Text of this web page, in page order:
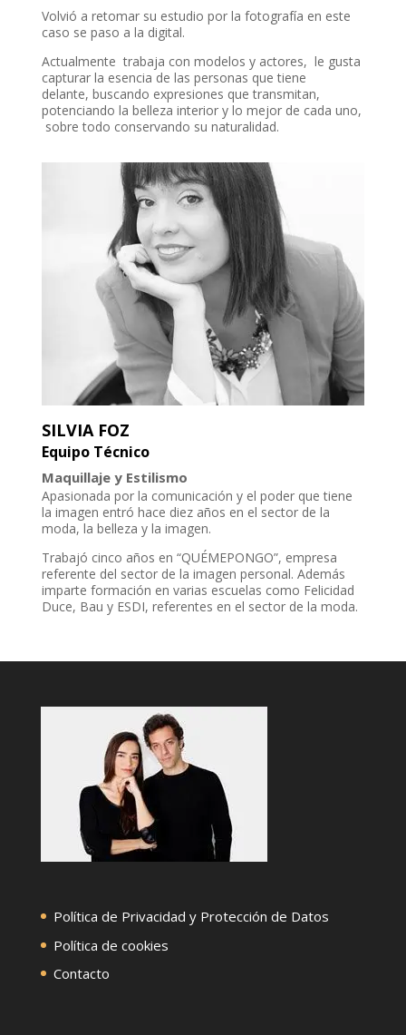
Volvió a retomar su estudio por la fotografía en este
caso se paso a la digital.
Actualmente trabaja con modelos y actores, le gusta
capturar la esencia de las personas que tiene
delante, buscando expresiones que transmitan,
potenciando la belleza interior y lo mejor de cada uno,
sobre todo conservando su naturalidad.
SILVIA FOZ
Equipo Técnico
Maquillaje y Estilismo
Apasionada por la comunicación y el poder que tiene
la imagen entró hace diez años en el sector de la
moda, la belleza y la imagen.
Trabajó cinco años en “QUÉMEPONGO”, empresa
referente del sector de la imagen personal. Además
imparte formación en varias escuelas como Felicidad
Duce, Bau y ESDI, referentes en el sector de la moda.
Política de Privacidad y Protección de Datos
Política de cookies
Contacto